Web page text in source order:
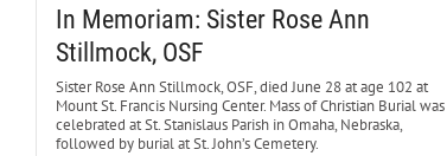
In Memoriam: Sister Rose Ann
Stillmock, OSF
Sister Rose Ann Stillmock, OSF, died June 28 at age 102 at
Mount St. Francis Nursing Center. Mass of Christian Burial was
celebrated at St. Stanislaus Parish in Omaha, Nebraska,
followed by burial at St. John’s Cemetery.